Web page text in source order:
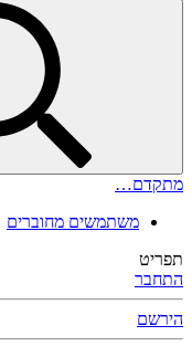
מתקדם…
משתמשים מחוברים
תפריט
התחבר
הירשם